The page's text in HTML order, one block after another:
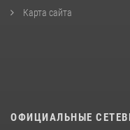
Карта сайта
ОФИЦИАЛЬНЫЕ